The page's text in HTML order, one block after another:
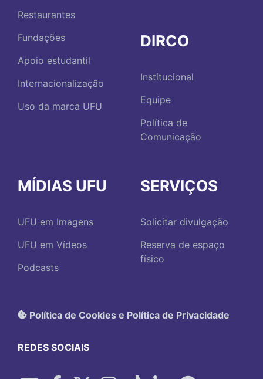
Restaurantes
Fundações
Apoio estudantil
Internacionalização
Uso da marca UFU
DIRCO
Institucional
Equipe
Política de
Comunicação
MÍDIAS UFU
UFU em Imagens
UFU em Vídeos
Podcasts
SERVIÇOS
Solicitar divulgação
Reserva de espaço
físico
Política de Cookies e Política de Privacidade
REDES SOCIAIS